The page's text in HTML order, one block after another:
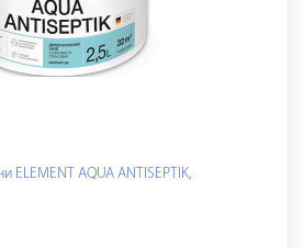
ELEMENT AQUA ANTISEPTIK,